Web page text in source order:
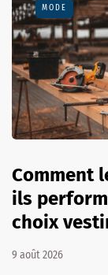
MODE
Comment
ils
choix
9 août 2026